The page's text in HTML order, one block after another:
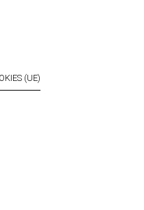
(UE)